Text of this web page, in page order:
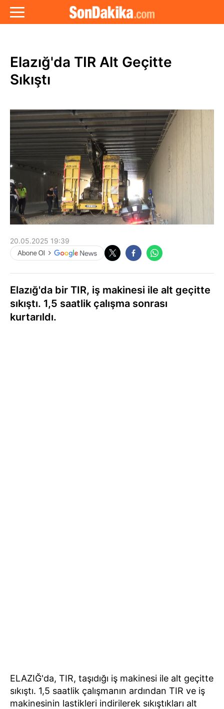
Elazığ'da TIR Alt Geçitte
Sıkıştı
20.05.2025 19:39
Elazığ'da bir TIR, iş makinesi ile alt geçitte
sıkıştı. 1,5 saatlik çalışma sonrası
kurtarıldı.
ELAZIĞ'da, TIR, taşıdığı iş makinesi ile alt geçitte
sıkıştı. 1,5 saatlik çalışmanın ardından TIR ve iş
makinesinin lastikleri indirilerek sıkıştıkları alt